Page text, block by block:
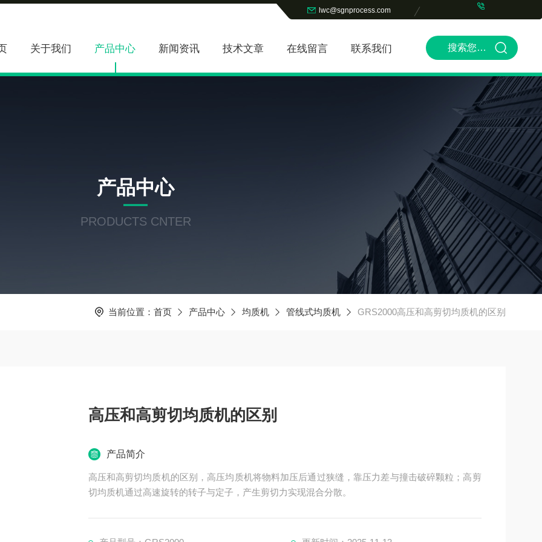
lwc@sgnprocess.com
关于我们 产品中心 新闻资讯 技术文章 在线留言 联系我们
产品中心
PRODUCTS CNTER
当前位置： 首页 产品中心 均质机 管线式均质机 GRS2000高压和高剪切均质机的区别
高压和高剪切均质机的区别
产品简介
高压和高剪切均质机的区别，高压均质机将物料加压后通过狭缝，靠压力差与撞击破碎颗粒；高剪
切均质机通过高速旋转的转子与定子，产生剪切力实现混合分散。